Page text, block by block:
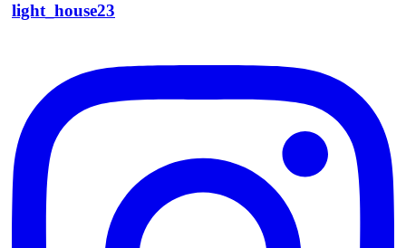
light_house23